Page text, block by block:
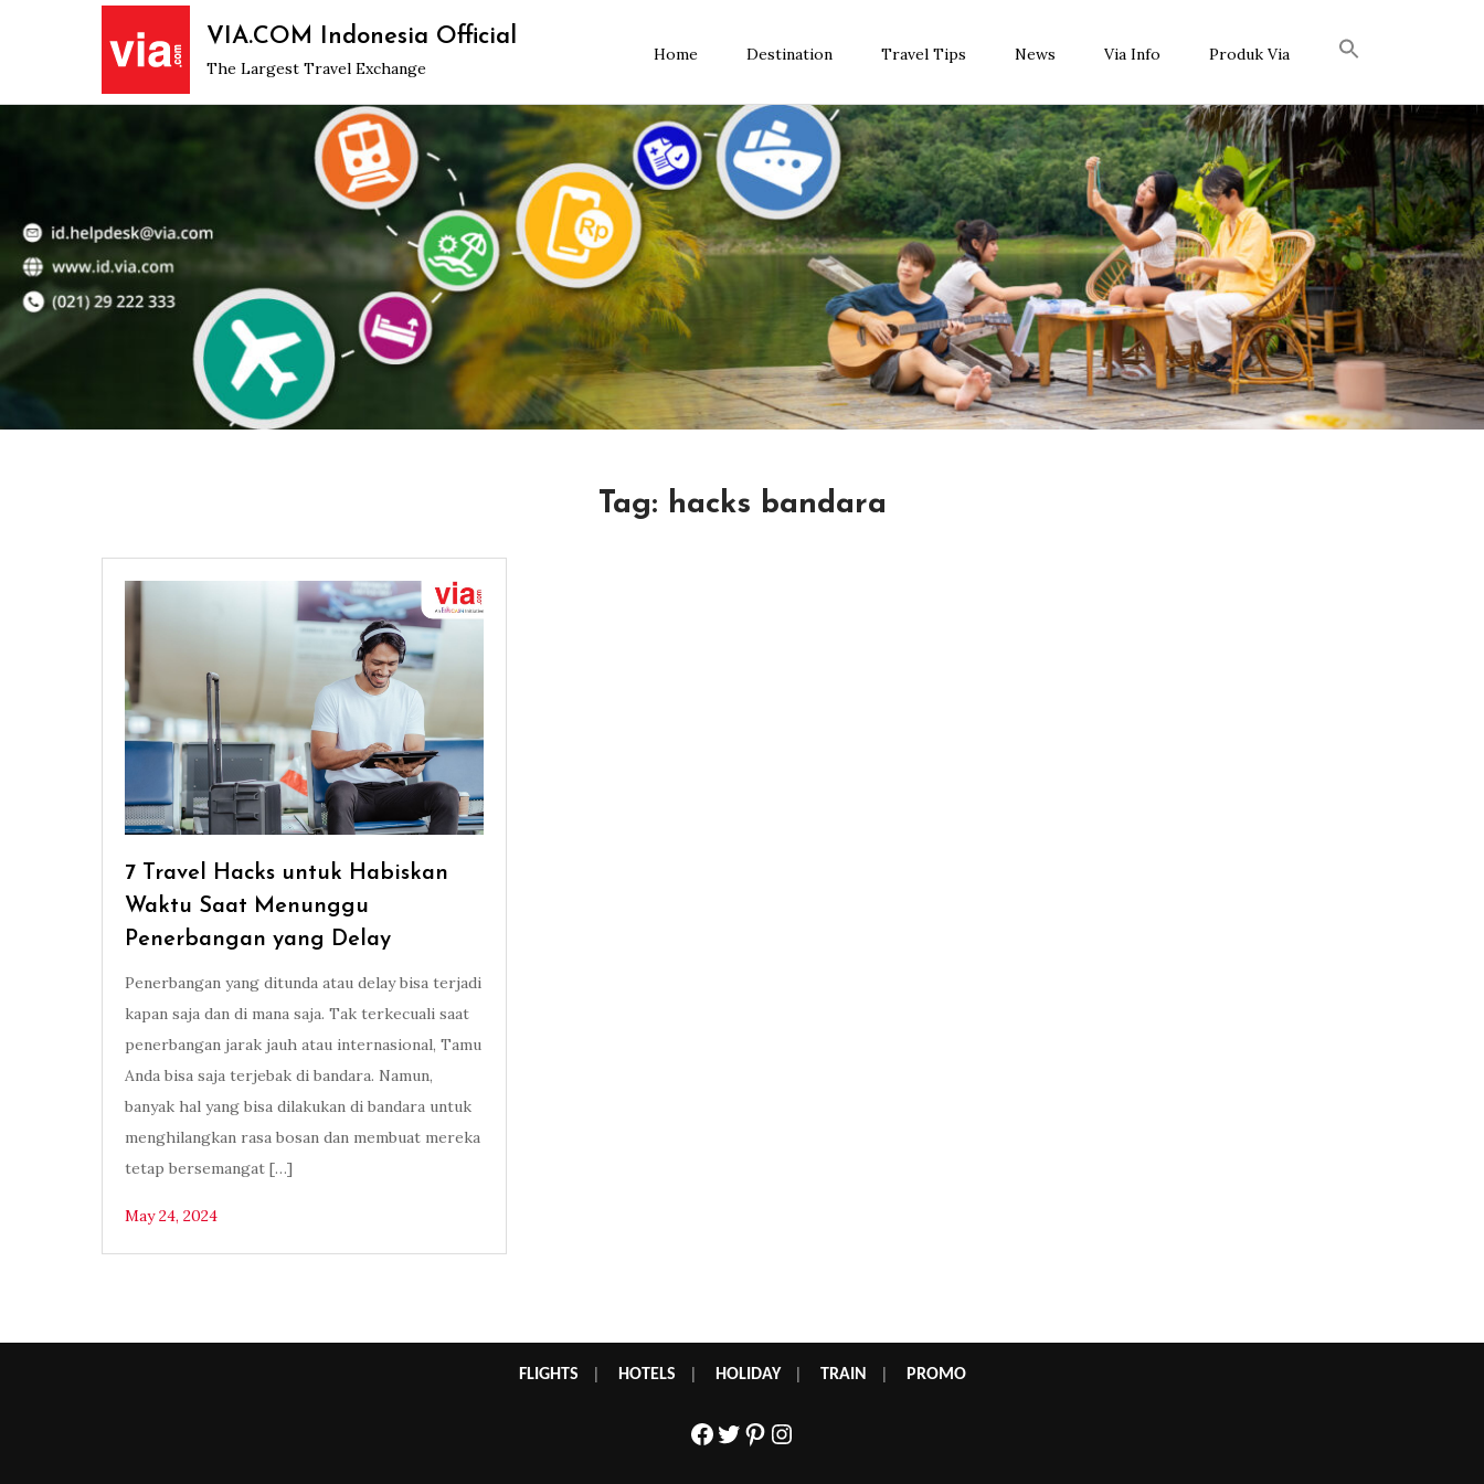
VIA.COM Indonesia Official
The Largest Travel Exchange
Home Destination Travel Tips News Via Info Produk Via
Tag: hacks bandara
7 Travel Hacks untuk Habiskan
Waktu Saat Menunggu
Penerbangan yang Delay
Penerbangan yang ditunda atau delay bisa terjadi
kapan saja dan di mana saja. Tak terkecuali saat
penerbangan jarak jauh atau internasional, Tamu
Anda bisa saja terjebak di bandara. Namun,
banyak hal yang bisa dilakukan di bandara untuk
menghilangkan rasa bosan dan membuat mereka
tetap bersemangat […]
May 24, 2024
FLIGHTS HOTELS HOLIDAY| TRAIN PROMO
Facebook
Twitter
Pinterest
Instagram